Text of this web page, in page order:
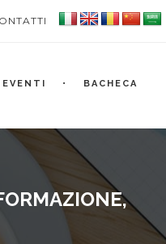
EVENTI BACHECA